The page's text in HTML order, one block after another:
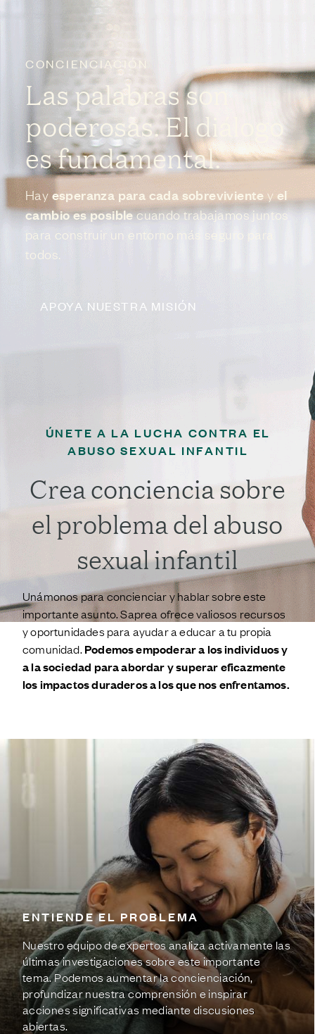
CONCIENCIACIÓN
Las palabras son
poderosas. El diálogo
es fundamental.
Hayesperanza para cada sobreviviente y el
cambio es posiblecuando trabajamos juntos
para construir un entorno más seguro para
todos.
APOYA NUESTRA MISIÓN
ÚNETE A LA LUCHA CONTRA EL
ABUSO SEXUAL INFANTIL
Crea conciencia sobre
el problema del abuso
sexual infantil
Unámonos para concienciar y hablar sobre este
importante asunto. Saprea ofrece valiosos recursos
y oportunidades para ayudar a educar a tu propia
comunidad.Podemos empoderar a los individuos y
a la sociedad para abordar y superar eficazmente
los impactos duraderos a los que nos enfrentamos.
ENTIENDE EL PROBLEMA
Nuestro equipo de expertos analiza activamente las
últimas investigaciones sobre este importante
tema. Podemos aumentar la concienciación,
profundizar nuestra comprensión e inspirar
acciones significativas mediante discusiones
abiertas.